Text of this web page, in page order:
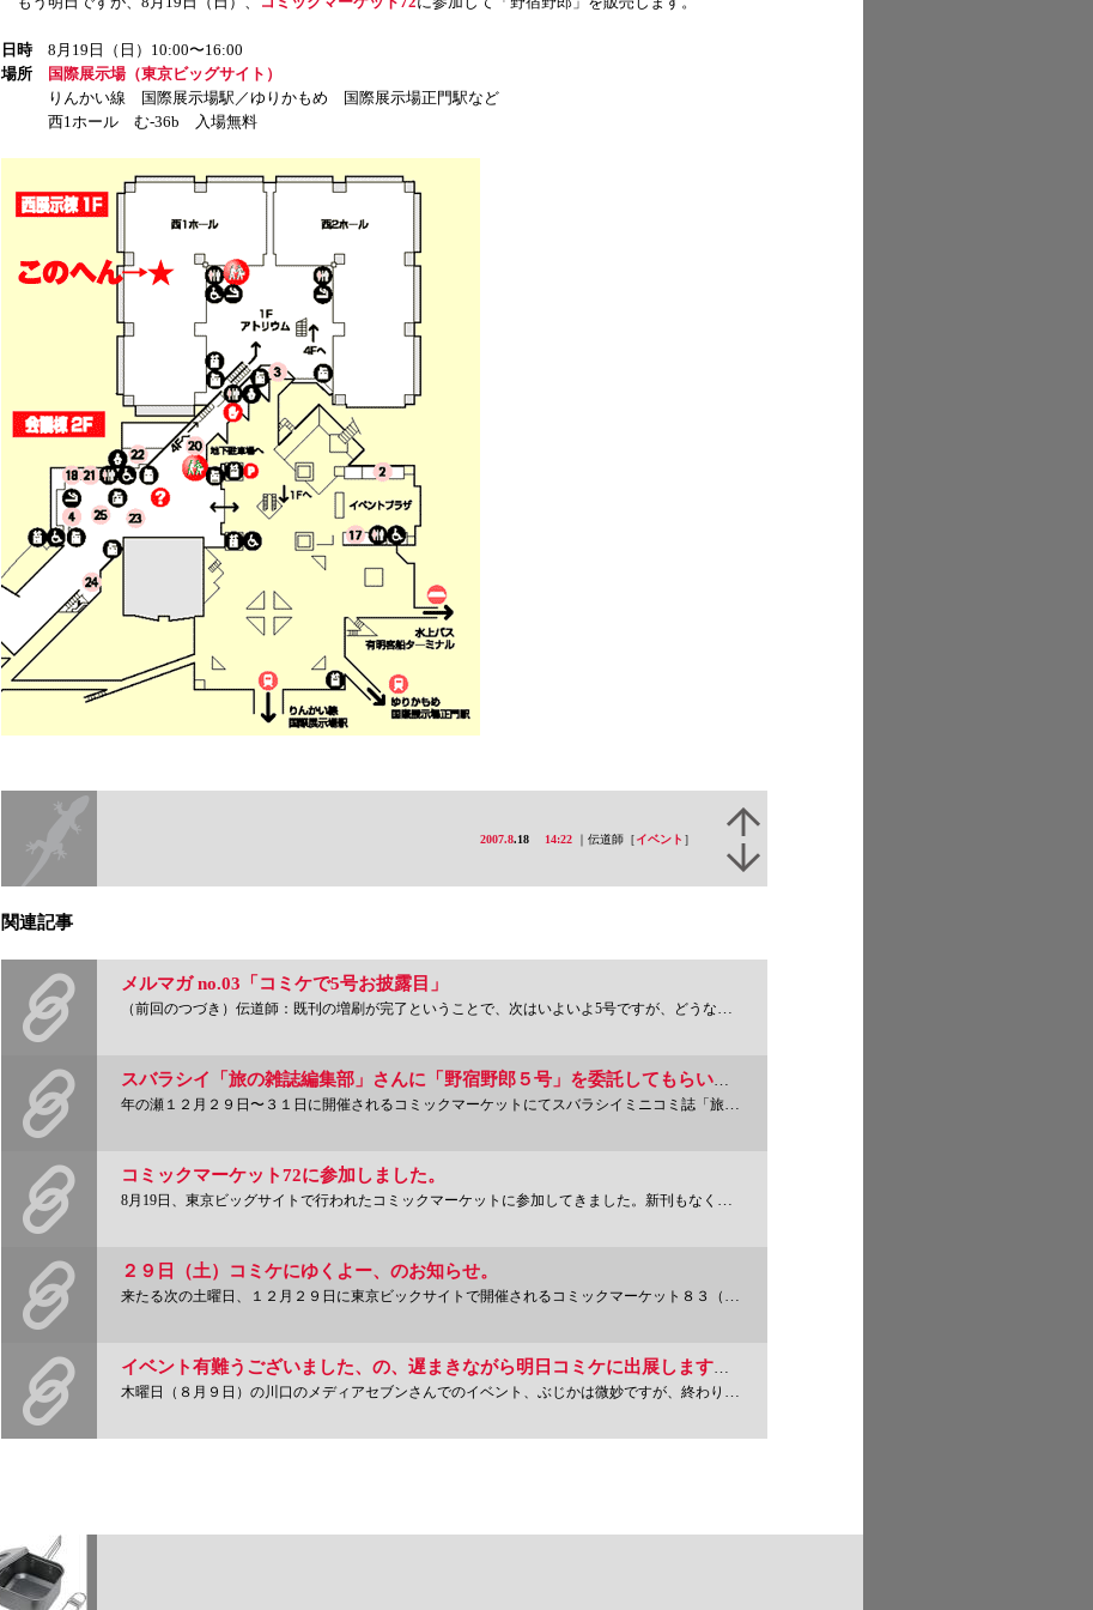
日時8月19日（日）10:00〜16:00
場所
国際展示場（東京ビッグサイト）
りんかい線 国際展示場駅／ゆりかもめ 国際展示場正門駅など
西1ホール む-36b 入場無料
2007.8.18 14:22 ｜伝道師［イベント ］
関連記事
メルマガ no.03「コミケで5号お披露目」
（前回のつづき）伝道師：既刊の増刷が完了ということで、次はいよいよ5号ですが、どうなってます？編集長：ええ
スバラシイ「旅の雑誌編集部」さんに「野宿野郎５号」を委託してもらいます、のお知らせ
年の瀬１２月２９日〜３１日に開催されるコミックマーケットにてスバラシイミニコミ誌「旅の雑誌」さんが「野宿野郎５号」を委
コミックマーケット72に参加しました。
8月19日、東京ビッグサイトで行われたコミックマーケットに参加してきました。新刊もなくいつもの1〜5号のみの販売だ
２９日（土）コミケにゆくよー、のお知らせ。
来たる次の土曜日、１２月２９日に東京ビックサイトで開催されるコミックマーケット８３（の一日目）に出展します。場所
イベント有難うございました、の、遅まきながら明日コミケに出展しますー、のお知らせ。
木曜日（８月９日）の川口のメディアセブンさんでのイベント、ぶじかは微妙ですが、終わりました。来てくださった方、来
3
4
5